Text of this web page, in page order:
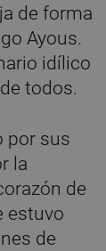
de forma
Ayous.
idílico
todos.
por sus
la
de
estuvo
de